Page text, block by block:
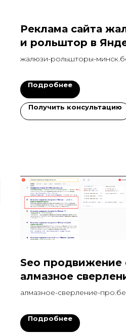
Реклама сайта
и рольштор в
Директ 8
жалюзи-рольшторы-
Подробнее
Получить консультацию
Seo продвижение
алмазное
отверстий
алмазное-сверление-
Подробнее